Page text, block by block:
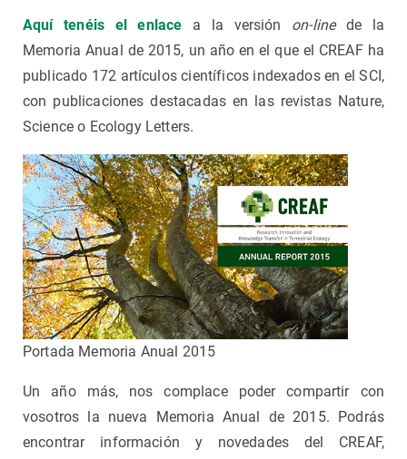
Aquí tenéis el enlace a la versión on-linede la
Memoria Anual de 2015, un año en el que el CREAF ha
publicado 172 artículos científicos indexados en el SCI,
con publicaciones destacadas en las revistas Nature,
Science o Ecology Letters.
Portada Memoria Anual 2015
Un año más, nos complace poder compartir con
vosotros la nueva Memoria Anual de 2015. Podrás
encontrar información y novedades del CREAF,